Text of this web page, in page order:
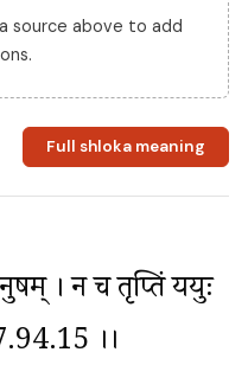
source above to add
Full shloka meaning
। न च तृप्तिं ययुः
।।